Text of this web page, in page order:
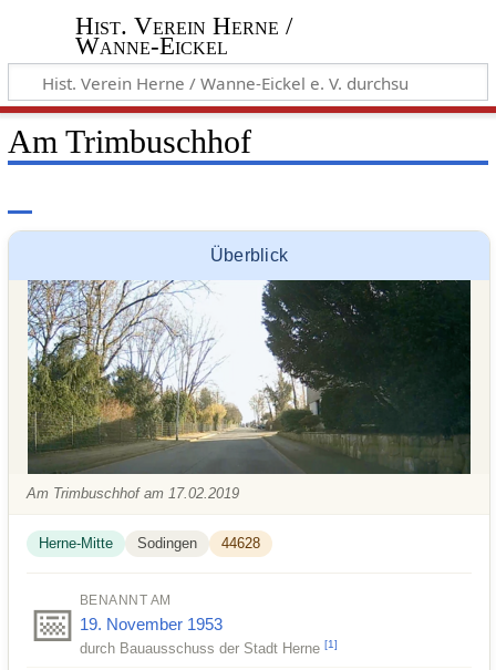
Hist. Verein Herne /
Wanne-Eickel
Am Trimbuschhof
Überblick
Am Trimbuschhof am 17.02.2019
Herne-Mitte Sodingen 44628
📅 BENANNT AM
19. November 1953
durch Bauausschuss der Stadt Herne [1]